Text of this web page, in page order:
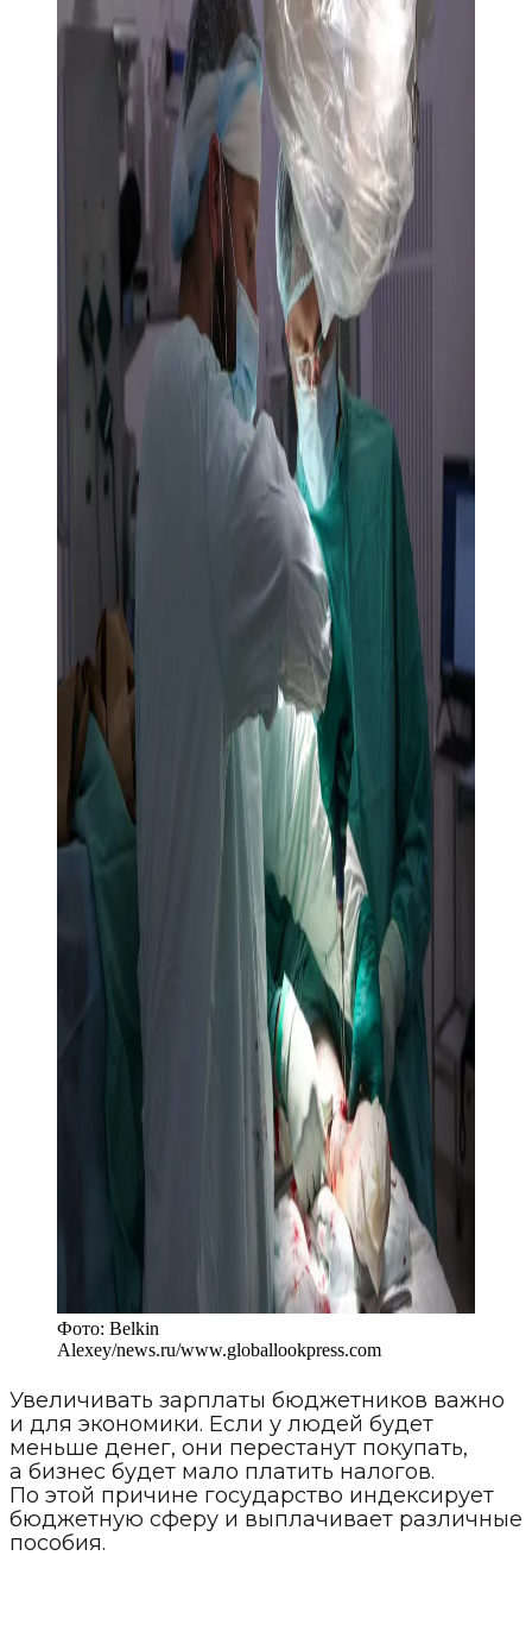
Фото: Belkin
Alexey/news.ru/www.globallookpress.com
Увеличивать зарплаты бюджетников важно
и для экономики. Если у людей будет
меньше денег, они перестанут покупать,
а бизнес будет мало платить налогов.
По этой причине государство индексирует
бюджетную сферу и выплачивает различные
пособия.